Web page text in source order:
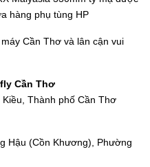
hàng phụ tùng HP
Cần Thơ và lân cận vui
Cần Thơ
Thành phố Cần Thơ
Hậu (Cồn Khương), Phường